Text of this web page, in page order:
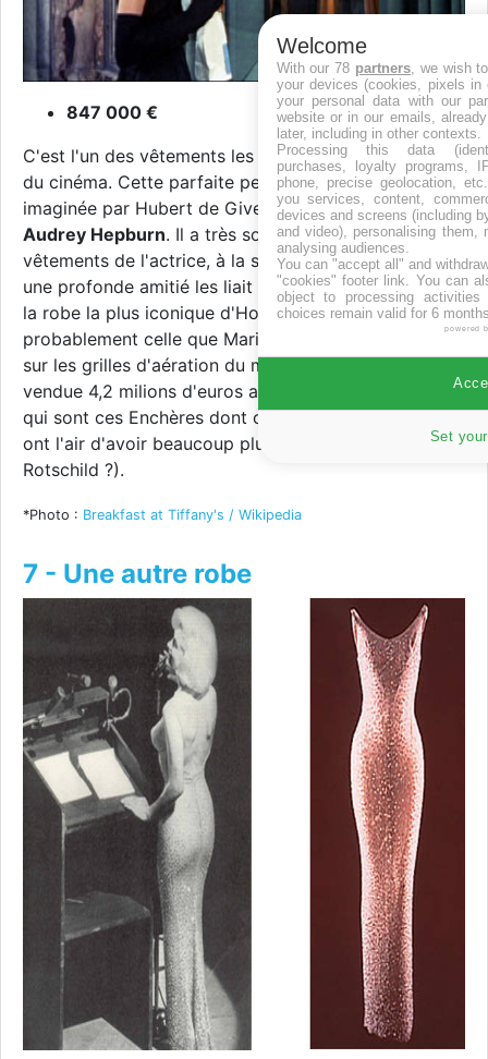
847 000 €
C'est l'un des vêtements les plus chers de l'histoire
du cinéma. Cette parfaite petite robe noire a été
imaginée par Hubert de Givenchy spécialement pour
Audrey Hepburn. Il a très souvent créé les
vêtements de l'actrice, à la scène comme à la ville et
une profonde amitié les liait tous les deux. Ceci dit,
la robe la plus iconique d'Hollywood est
probablement celle que Marilyn portait pour trotter
sur les grilles d'aération du métro new-yorkais,
vendue 4,2 milions d'euros aux enchères (d'ailleurs,
qui sont ces Enchères dont on parle partout et qui
ont l'air d'avoir beaucoup plus de pognon que les
Rotschild ?).
*Photo : Breakfast at Tiffany's / Wikipedia
7 - Une autre robe
Welcome
With our 78 partners, we wish
your devices (cookies, pixels
your personal data with our
website or in our emails,
later, including in other contexts.
Processing this data
purchases, loyalty programs,
phone, precise geolocation,
you services, content,
devices and screens (including
and video), personalising them,
analysing audiences.
You can "accept all" and
"cookies" footer link . You can
object to processing
choices remain valid for 6
powered
Set